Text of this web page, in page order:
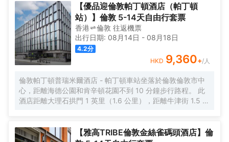
享用一頓美餐，或者去酒店的咖啡館吃些點心。您可以到酒
吧/酒廊，點一杯喜歡的飲品，暢飲一番。每天 7:00 至
10:30 提供收費的英式早餐。 特色服務/設施包括乾洗/洗衣
服務、24 小時前台服務和多語言服務。酒店提供收費自助停
車。 酒店有 523 間客房，提供智能電視。提供免費無線網
絡，方便您與朋友保持聯繫；數碼頻道可滿足您的娛樂需
求。浴室提供浴缸或淋浴和吹風機。便利設施包括電話，以
及書桌和茶具/咖啡用具。
【優品迎倫敦帕丁頓酒店（帕丁頓
站）】倫敦 5-14天自由行套票
香港 倫敦 往返機票
出行日期: 08月14日 - 08月18日
4.2分
HKD 9,360+/人
倫敦帕丁頓普瑞米爾酒店 - 帕丁頓車站坐落於倫敦倫敦市中
心，距離海德公園和肯辛頓花園不到 10 分鐘步行路程。 此
酒店距離大理石拱門 1 英里（1.6 公里），距離牛津街 1.5 英
李寄存。 酒店的 275 間客房定能讓您在旅途中找到家的舒
【雅高TRIBE倫敦金絲雀碼頭酒店】倫